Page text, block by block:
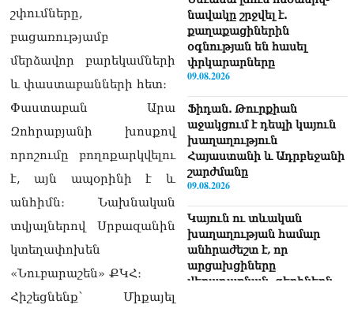
շփումները,
բացառությամբ
մերձավոր բարեկամների
և փաստաբանների հետ։
Փաստաբան Արա
Զոհրաբյանի խոսքով
որոշումը բողոքարկվելու
է, այն ապօրինի է և
անհիմն։ Նախնական
տվյալներով Սրբազանին
կտեղափոխեն
«Նուբարաշեն» ՔԿՀ։
Հիշեցնենք՝ Միքայել
նավակը շրջվել է.
քաղաքացիներին
օգնության են հասել
փրկարարները
09.08.2026
Ֆիդան. Թուրքիան
աջակցում է դեպի կայուն
խաղաղություն
Հայաստանի և Ադրբեջանի
շարժմանը
09.08.2026
Կայուն ու տևական
խաղաղության համար
անհրաժեշտ է, որ
արցախցիները
վերադառնան, գերիներն